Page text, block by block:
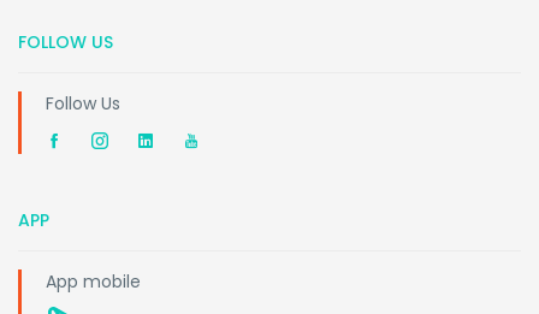
FOLLOW US
Follow Us
APP
App mobile